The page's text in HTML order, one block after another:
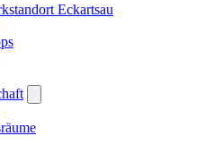
Eckartsau